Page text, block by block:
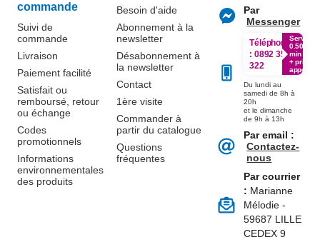
commande
Suivi de
commande
Livraison
Paiement facilité
Satisfait ou
remboursé, retour
ou échange
Codes
promotionnels
Informations
environnementales
des produits
Besoin d'aide
Abonnement à la
newsletter
Désabonnement à
la newsletter
Contact
1ère visite
Commander à
partir du catalogue
Questions
fréquentes
Par
Messenger
Téléphone
: 0892 350
322
Service
0.50€ /
min
+ prix
appel
Du lundi au
samedi de 8h à
20h
et le dimanche
de 9h à 13h
Par email :
Contactez-
nous
Par courrier
: Marianne
Mélodie -
59687 LILLE
CEDEX 9